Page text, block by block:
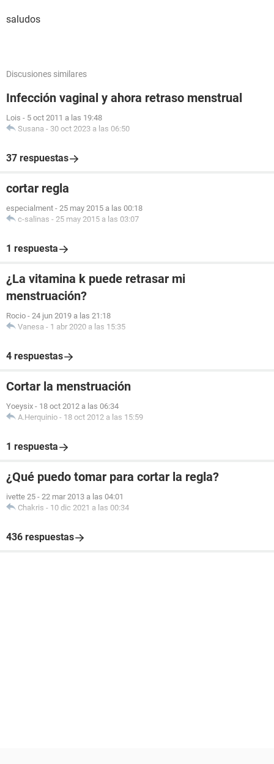
saludos
Discusiones similares
Infección vaginal y ahora retraso menstrual
Lois - 5 oct 2011 a las 19:48
Susana - 30 oct 2023 a las 06:50
37 respuestas
cortar regla
especialment - 25 may 2015 a las 00:18
c-salinas - 25 may 2015 a las 03:07
1 respuesta
¿La vitamina k puede retrasar mi
menstruación?
Rocio - 24 jun 2019 a las 21:18
Vanesa - 1 abr 2020 a las 15:35
4 respuestas
Cortar la menstruación
Yoeysix - 18 oct 2012 a las 06:34
A.Herquinio - 18 oct 2012 a las 15:59
1 respuesta
¿Qué puedo tomar para cortar la regla?
ivette 25 - 22 mar 2013 a las 04:01
Chakris - 10 dic 2021 a las 00:34
436 respuestas